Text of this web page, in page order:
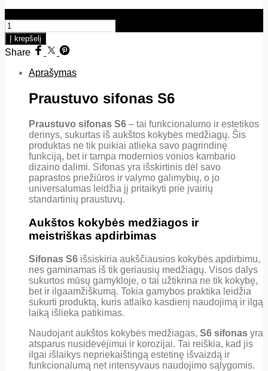
Į krepšelį
Share
Aprašymas
Praustuvo sifonas S6
Praustuvo sifonas S6 – tai funkcionalumo ir estetikos
derinys, sukurtas iš aukštos kokybės medžiagų. Šis
produktas ne tik puikiai atlieka savo pagrindinę
funkciją, bet ir tampa modernios vonios kambario
dizaino dalimi. Sifonas yra išskirtinis dėl savo
paprastos priežiūros ir valymo galimybių, o jo
universalumas leidžia jį pritaikyti prie įvairių
standartinių praustuvų.
Aukštos kokybės medžiagos ir
meistriškas apdirbimas
Sifonas S6 išsiskiria aukščiausios kokybės apdirbimu,
nes gaminamas iš tik geriausių medžiagų. Visos dalys
sukurtos mūsų gamykloje, o tai užtikrina ne tik kokybę,
bet ir ilgaamžiškumą. Tokia gamybos praktika leidžia
sukurti produktą, kuris atlaiko kasdienį naudojimą ir ilgą
laiką išlieka patikimas.
Naudojant aukštos kokybės medžiagas, S6 sifonas yra
atsparus nusidėvėjimui ir korozijai. Tai reiškia, kad jis
ilgai išlaikys nepriekaištingą estetinę išvaizdą ir
funkcionalumą net intensyvaus naudojimo sąlygomis.